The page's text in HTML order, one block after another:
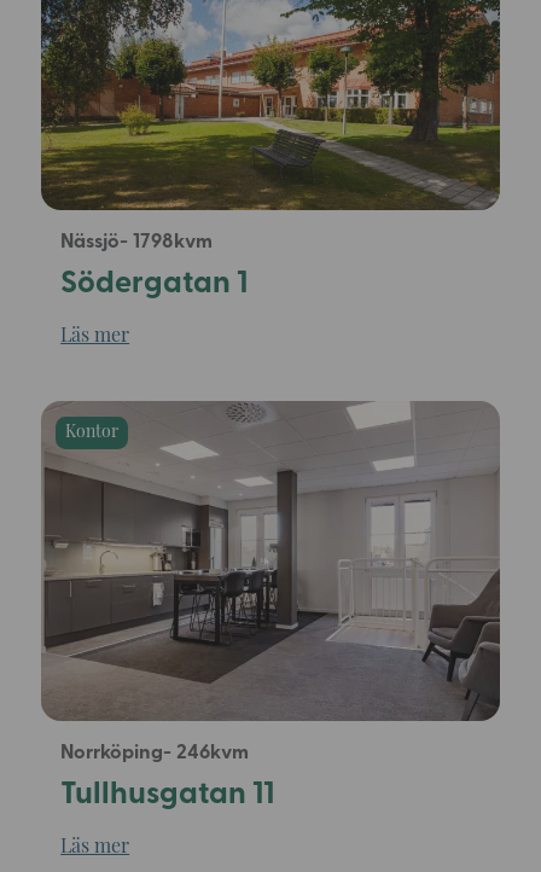
1798
Nässjö
Södergatan 1
Läs mer
246
Kontor
Norrköping
Tullhusgatan 11
Läs mer